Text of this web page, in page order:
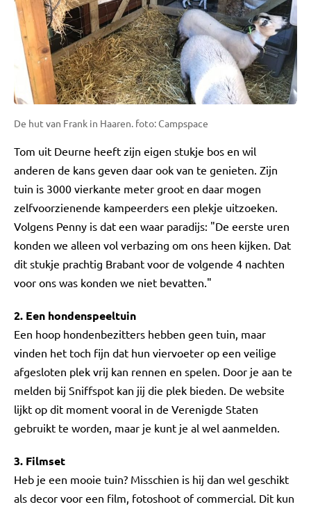
De hut van Frank in Haaren. foto: Campspace
Tom uit Deurne heeft zijn eigen stukje bos en wil
anderen de kans geven daar ook van te genieten. Zijn
tuin is 3000 vierkante meter groot en daar mogen
zelfvoorzienende kampeerders een plekje uitzoeken.
Volgens Penny is dat een waar paradijs: "De eerste uren
konden we alleen vol verbazing om ons heen kijken. Dat
dit stukje prachtig Brabant voor de volgende 4 nachten
voor ons was konden we niet bevatten."
2. Een hondenspeeltuin
Een hoop hondenbezitters hebben geen tuin, maar
vinden het toch fijn dat hun viervoeter op een veilige
afgesloten plek vrij kan rennen en spelen. Door je aan te
melden bij Sniffspot kan jij die plek bieden. De website
lijkt op dit moment vooral in de Verenigde Staten
gebruikt te worden, maar je kunt je al wel aanmelden.
3. Filmset
Heb je een mooie tuin? Misschien is hij dan wel geschikt
als decor voor een film, fotoshoot of commercial. Dit kun